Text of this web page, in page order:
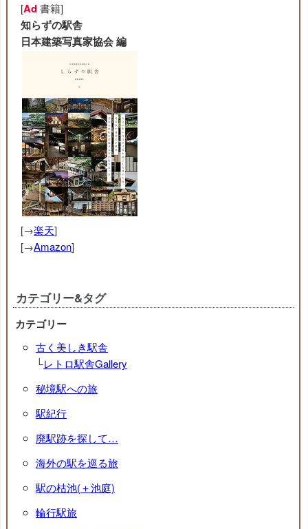
[Ad書籍]
知らずの駅舎
日本建築写真家協会 編
[→楽天]
[→Amazon]
カテゴリー&タグ
カテゴリー
古く美しき駅舎
└レトロ駅舎Gallery
秘境駅への旅
駅紀行
廃駅跡を探して…
海外の駅を巡る旅
駅の枯池(＋池庭)
輪行駅旅